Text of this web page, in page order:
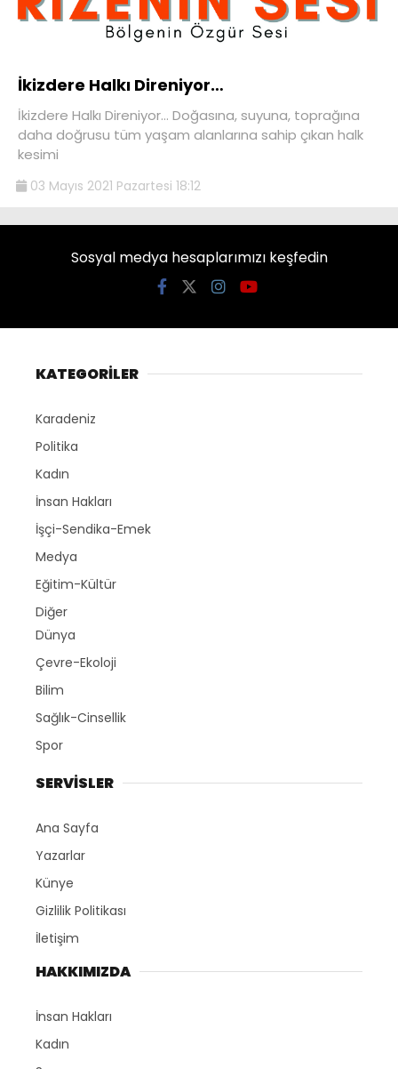
İkizdere Halkı Direniyor…
İkizdere Halkı Direniyor… Doğasına, suyuna, toprağına
daha doğrusu tüm yaşam alanlarına sahip çıkan halk
kesimi
03 Mayıs 2021 Pazartesi 18:12
Sosyal medya hesaplarımızı keşfedin
KATEGORİLER
Karadeniz
Politika
Kadın
İnsan Hakları
İşçi-Sendika-Emek
Medya
Eğitim-Kültür
Diğer
Dünya
Çevre-Ekoloji
Bilim
Sağlık-Cinsellik
Spor
SERVİSLER
Ana Sayfa
Yazarlar
Künye
Gizlilik Politikası
İletişim
HAKKIMIZDA
İnsan Hakları
Kadın